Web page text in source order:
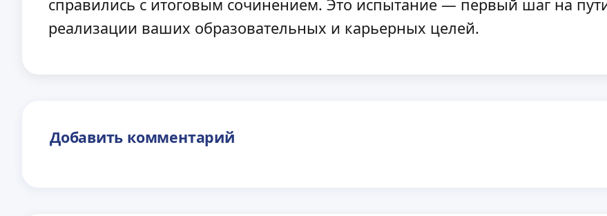
справились с итоговым сочинением. Это испытание — первый шаг на
реализации ваших образовательных и карьерных целей.
Добавить комментарий